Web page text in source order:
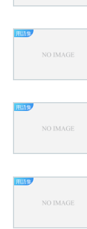
用語集
用語集
用語集